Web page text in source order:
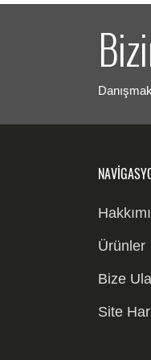
Ürünler
Bize
Site